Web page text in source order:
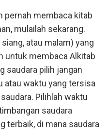
pernah membaca kitab
mulailah sekarang.
atau malam) yang
untuk membaca Alkitab
saudara pilih jangan
atau waktu yang tersisa
Pilihlah waktu
saudara
terbaik, di mana saudara